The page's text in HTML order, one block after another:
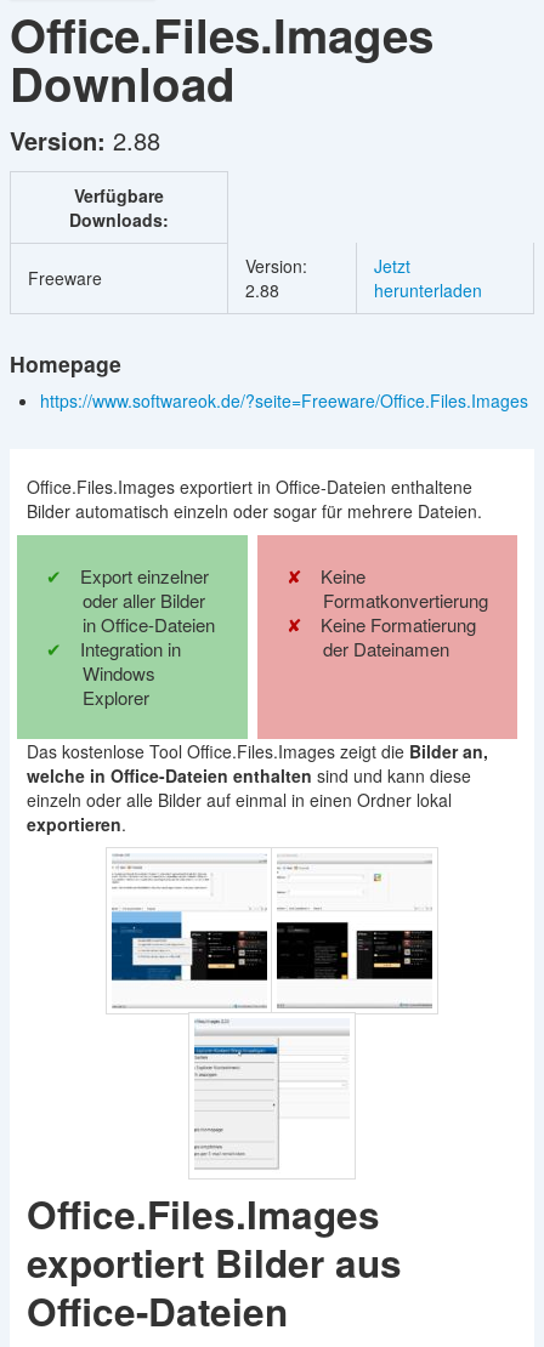
Office.Files.Images
Download
Version: 2.88
Verfügbare
Downloads:
Freeware
Version:
2.88
Jetzt
herunterladen
Homepage
https://www.softwareok.de/?seite=Freeware/Office.Files.Images
Office.Files.Images exportiert in Office-Dateien enthaltene
Bilder automatisch einzeln oder sogar für mehrere Dateien.
Export einzelner
oder aller Bilder
in Office-Dateien
Integration in
Windows
Explorer
Keine
Formatkonvertierung
Keine Formatierung
der Dateinamen
Das kostenlose Tool Office.Files.Images zeigt die Bilder an,
welche in Office-Dateien enthalten sind und kann diese
einzeln oder alle Bilder auf einmal in einen Ordner lokal
exportieren.
Office.Files.Images
exportiert Bilder aus
Office-Dateien